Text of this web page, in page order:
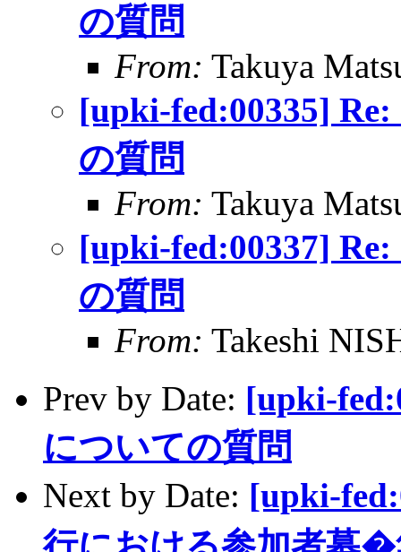
の質問
From: Takuya
[upki-fed:00335]
の質問
From: Takuya
[upki-fed:00337]
の質問
From: Takeshi
Prev by Date: [upki-
についての質問
Next by Date: [upki-